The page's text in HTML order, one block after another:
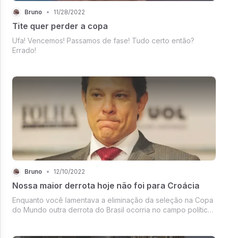
Bruno • 11/28/2022
Tite quer perder a copa
Ufa! Vencemos! Passamos de fase! Tudo certo então?
Errado!
Bruno • 12/10/2022
Nossa maior derrota hoje não foi para Croácia
Enquanto você lamentava a eliminação da seleção na Copa
do Mundo outra derrota do Brasil ocorria no campo político.